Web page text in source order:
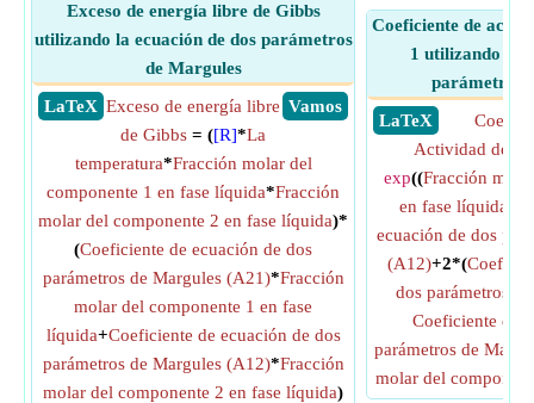
Exceso de energía libre de Gibbs
utilizando la ecuación de dos parámetros
de Margules
​ LaTeX
​ Vamos
Exceso de energía libre
de Gibbs = ([R]*La
temperatura*Fracción molar del
componente 1 en fase líquida*Fracción
molar del componente 2 en fase líquida)*
(Coeficiente de ecuación de dos
parámetros de Margules (A21)*Fracción
molar del componente 1 en fase
líquida+Coeficiente de ecuación de dos
parámetros de Margules (A12)*Fracción
molar del componente 2 en fase líquida)
Coeficiente de
1 utilizando la
parámetros
​ LaTeX
Actividad del
exp((Fracción
en fase líquida
ecuación de dos
(A12)+2*(
dos parámetros
Coeficiente de
parámetros de
molar del